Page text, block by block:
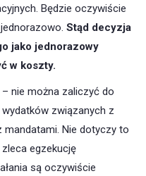
Będzie oczywiście
Stąd decyzja
jako jednorazowy
w koszty.
nie można zaliczyć do
związanych z
Nie dotyczy to
egzekucję
są oczywiście